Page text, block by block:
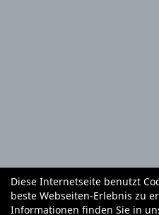
Autoteile und Zubehör
Fahrradzubehör
Diese Internetseite benutzt
beste Webseiten-Erlebnis zu
Informationen finden Sie in